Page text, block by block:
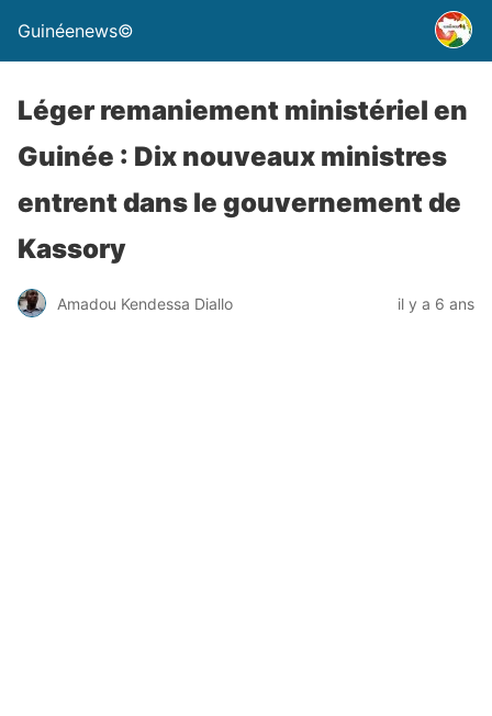
Guinéenews©
Léger remaniement ministériel en
Guinée : Dix nouveaux ministres
entrent dans le gouvernement de
Kassory
Amadou Kendessa Diallo il y a 6 ans